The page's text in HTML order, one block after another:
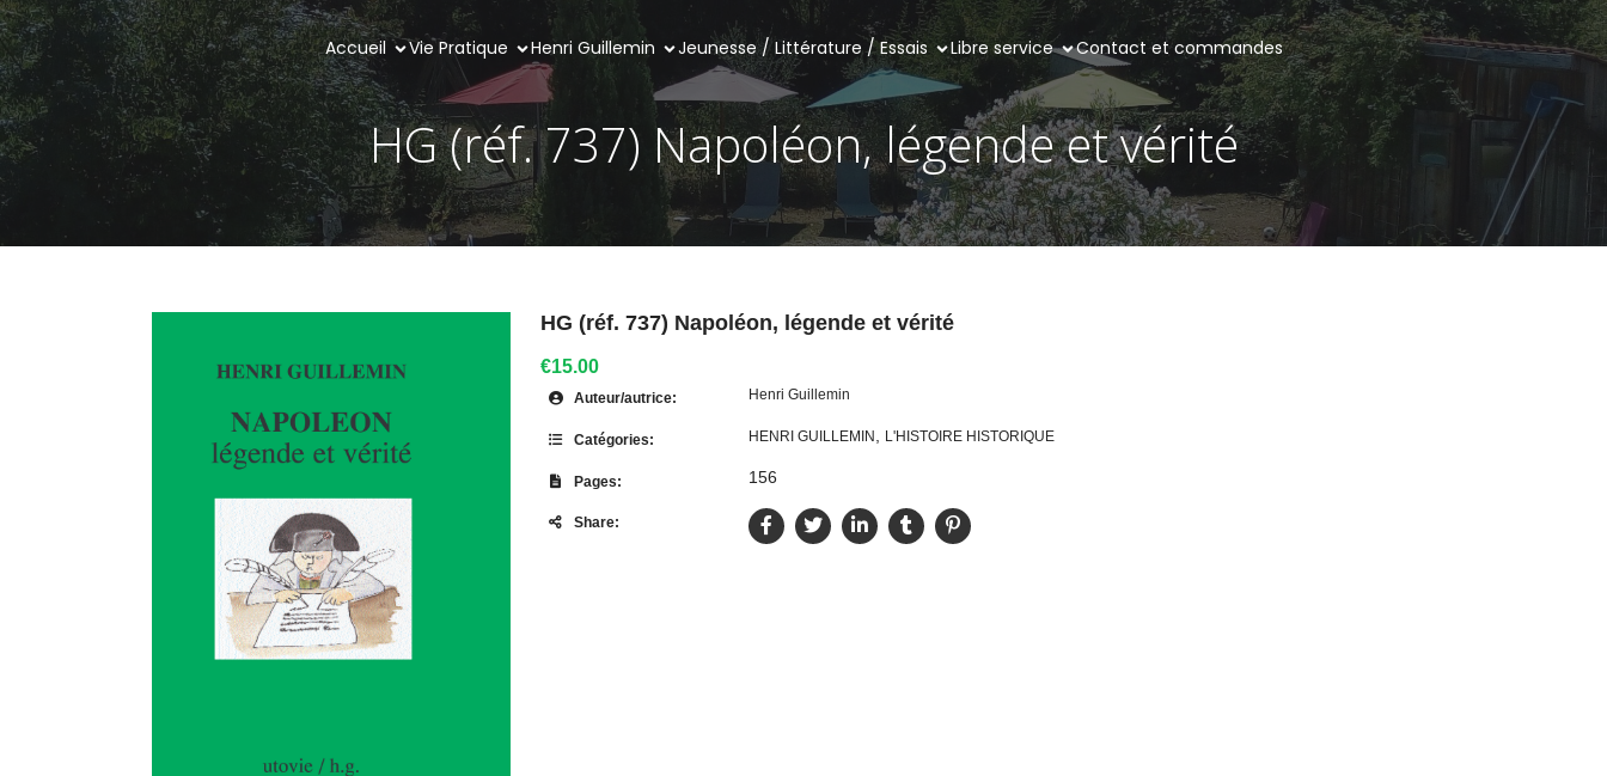
Accueil Vie Pratique Henri Guillemin Jeunesse / Littérature / Essais Libre service Contact et commandes
HG (réf. 737) Napoléon, légende et vérité
HG (réf. 737) Napoléon, légende et vérité
€15.00
Auteur/autrice: Henri Guillemin
Catégories: HENRI GUILLEMIN L'HISTOIRE HISTORIQUE
Pages: 156
Share: